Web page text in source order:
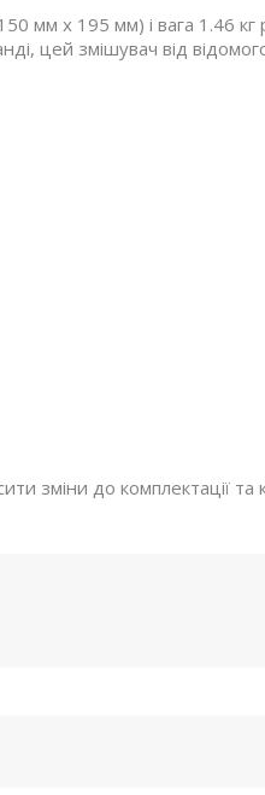
мм x 195 мм) і вага 1.46
цей змішувач від
зміни до комплектації та